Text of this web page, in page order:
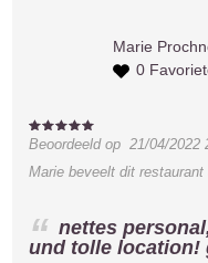
Marie
0
Beoordeeld op21/04/2022
Marie beveelt dit
nettes
und tolle location!